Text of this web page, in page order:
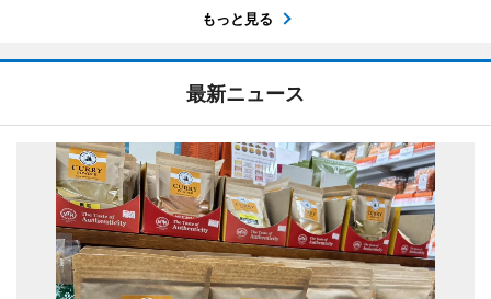
もっと見る
最新ニュース